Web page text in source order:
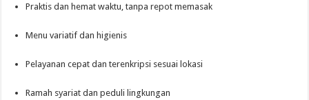
Praktis dan hemat waktu, tanpa repot memasak
Menu variatif dan higienis
Pelayanan cepat dan terenkripsi sesuai lokasi
Ramah syariat dan peduli lingkungan